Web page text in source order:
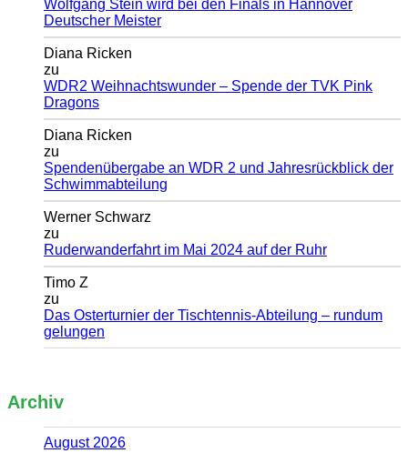
Wolfgang Stein wird bei den Finals in Hannover
Deutscher Meister
Diana Ricken
zu
WDR2 Weihnachtswunder – Spende der TVK Pink
Dragons
Diana Ricken
zu
Spendenübergabe an WDR 2 und Jahresrückblick der
Schwimmabteilung
Werner Schwarz
zu
Ruderwanderfahrt im Mai 2024 auf der Ruhr
Timo Z
zu
Das Osterturnier der Tischtennis-Abteilung – rundum
gelungen
Archiv
August 2026